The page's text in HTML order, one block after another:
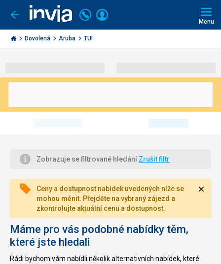
Jít
zpět
Invia.cz
Volejte
226
000
290
Přihlásit
Menu
Dovolená Aruba TUI
Zobrazuje se filtrované hledání Zrušit filtr
Ceny a dostupnost nabídek uvedených níže se
mohou měnit. Přejděte na vybraný zájezd a
zkontrolujte aktuální cenu a dostupnost.
Máme pro vás podobné nabídky těm,
které jste hledali
Rádi bychom vám nabídli několik alternativních nabídek, které